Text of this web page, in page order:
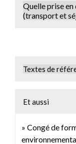
Quelle prise en
(transport et
Textes de
Et aussi
Congé de